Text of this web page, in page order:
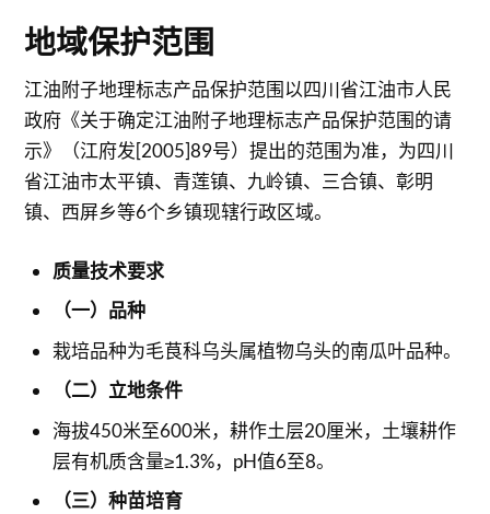
地域保护范围
江油附子地理标志产品保护范围以四川省江油市人民
政府《关于确定江油附子地理标志产品保护范围的请
示》（江府发[2005]89号）提出的范围为准，为四川
省江油市太平镇、青莲镇、九岭镇、三合镇、彰明
镇、西屏乡等6个乡镇现辖行政区域。
质量技术要求
（一）品种
栽培品种为毛茛科乌头属植物乌头的南瓜叶品种。
（二）立地条件
海拔450米至600米，耕作土层20厘米，土壤耕作
层有机质含量≥1.3%，pH值6至8。
（三）种苗培育